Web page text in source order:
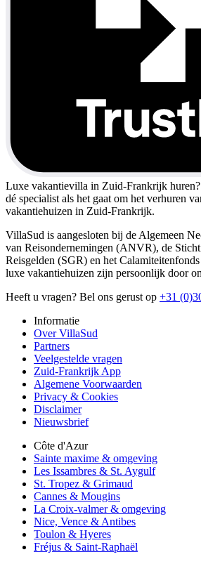
Luxe vakantievilla in Zuid-Frankrijk huren?
dé specialist als het gaat om het verhuren
vakantiehuizen in Zuid-Frankrijk.
VillaSud is aangesloten bij de Algemeen
van Reisondernemingen (ANVR), de
Reisgelden (SGR) en het
luxe vakantiehuizen zijn persoonlijk door
Heeft u vragen? Bel ons gerust op +31
Informatie
Over VillaSud
Partners
Veelgestelde vragen
Zuid-Frankrijk App
Algemene Voorwaarden
Privacy & Cookies
Disclaimer
Nieuwsbrief
Côte d'Azur
Sainte maxime & omgeving
Les Issambres & St. Aygulf
St. Tropez & Grimaud
Cannes & Mougins
La Croix-valmer & omgeving
Nice, Vence & Antibes
Toulon & Hyeres
Fréjus & Saint-Raphaël